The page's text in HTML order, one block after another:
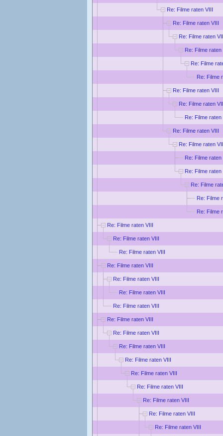
Re: Filme raten VIII
Re: Filme raten VIII
Re: Filme raten
Re: Filme raten
Re: Filme
Re: Filme
Re: Filme raten VIII
Re: Filme raten
Re: Filme raten
Re: Filme raten VIII
Re: Filme raten
Re: Filme raten
Re: Filme raten
Re: Filme
Re: Filme
Re: Filme
Re: Filme raten VIII
Re: Filme raten VIII
Re: Filme raten VIII
Re: Filme raten VIII
Re: Filme raten VIII
Re: Filme raten VIII
Re: Filme raten VIII
Re: Filme raten VIII
Re: Filme raten VIII
Re: Filme raten VIII
Re: Filme raten VIII
Re: Filme raten VIII
Re: Filme raten VIII
Re: Filme raten VIII
Re: Filme raten VIII
Re: Filme raten VIII